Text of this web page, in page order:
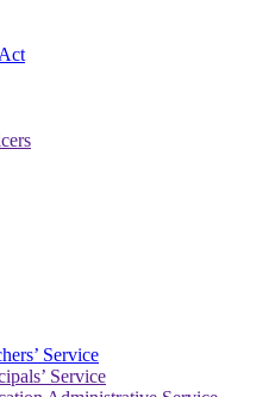
Service
Service